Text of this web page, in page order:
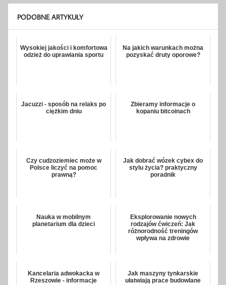
PODOBNE ARTYKUŁY
Wysokiej jakości i komfortowa
odzież do uprawiania sportu
Na jakich warunkach można
pozyskać druty oporowe?
Jacuzzi - sposób na relaks po
ciężkim dniu
Zbieramy informacje o
kopaniu bitcoinach
Czy cudzoziemiec może w
Polsce liczyć na pomoc
prawną?
Jak dobrać wózek cybex do
stylu życia? praktyczny
poradnik
Nauka w mobilnym
planetarium dla dzieci
Eksplorowanie nowych
rodzajów ćwiczeń: Jak
różnorodność treningów
wpływa na zdrowie
Kancelaria adwokacka w
Rzeszowie - informacje
Jak maszyny tynkarskie
ułatwiają prace budowlane